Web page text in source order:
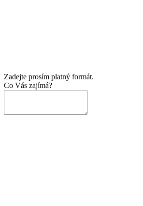
Zadejte prosím platný formát.
Co Vás zajímá?